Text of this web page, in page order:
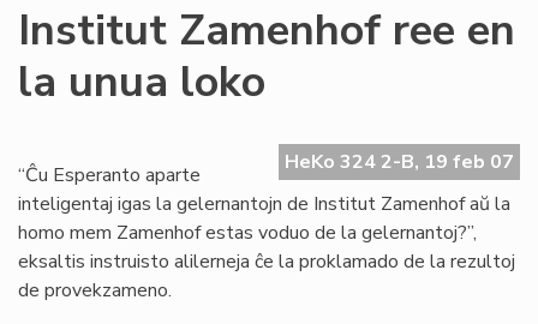
Institut Zamenhof ree en
la unua loko
HeKo 324 2-B, 19 feb 07
“Ĉu Esperanto aparte
inteligentaj igas la gelernantojn de Institut Zamenhof aŭ la
homo mem Zamenhof estas voduo de la gelernantoj?”,
eksaltis instruisto alilerneja ĉe la proklamado de la rezultoj
de provekzameno.